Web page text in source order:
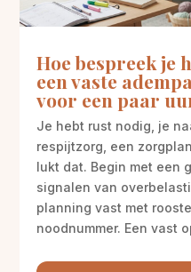
Hoe bespreek je
een vaste
voor een paar
Je hebt rust nodig, je
respijtzorg, een
lukt dat. Begin met een
signalen van
planning vast met
noodnummer. Een vast